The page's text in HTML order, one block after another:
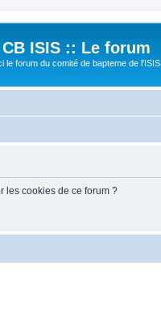
ISIS :: Le forum
le forum du comité de bapteme de l'ISIS
les cookies de ce forum ?